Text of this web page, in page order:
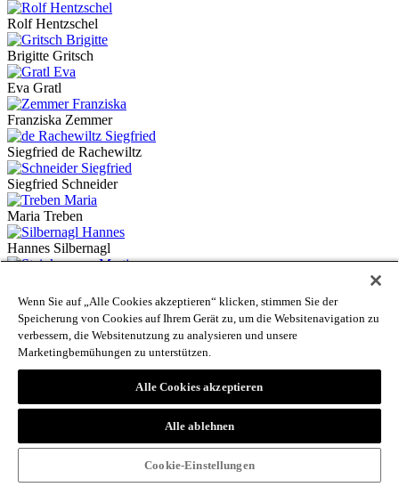
Rolf Hentzschel
Brigitte Gritsch
Eva Gratl
Franziska Zemmer
Siegfried de Rachewiltz
Siegfried Schneider
Maria Treben
Hannes Silbernagl
Martin Sölva
Sonya Egger-Trafoier
Benno Baumgarten
Tamara Lunger
Martin Fronthaler
Wenn Sie auf „Alle Cookies akzeptieren“ klicken, stimmen Sie der
Speicherung von Cookies auf Ihrem Gerät zu, um die Websitenavigation zu
verbessern, die Websitenutzung zu analysieren und unsere
Marketingbemühungen zu unterstützen.
Alle Cookies akzeptieren
Alle ablehnen
Cookie-Einstellungen